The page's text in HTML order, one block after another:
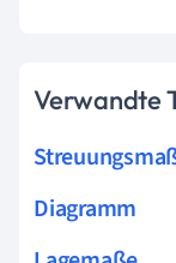
Verwandte
Diagramm